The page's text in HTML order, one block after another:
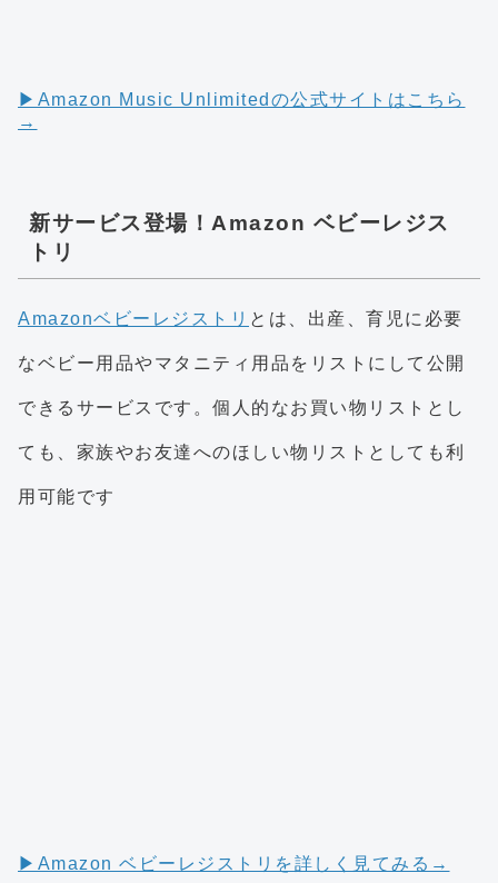
▶︎Amazon Music Unlimitedの公式サイトはこちら
→
新サービス登場！Amazon ベビーレジス
トリ
Amazonベビーレジストリ とは、出産、育児に必要
なベビー用品やマタニティ用品をリストにして公開
できるサービスです。個人的なお買い物リストとし
ても、家族やお友達へのほしい物リストとしても利
用可能です
▶︎Amazon ベビーレジストリを詳しく見てみる→